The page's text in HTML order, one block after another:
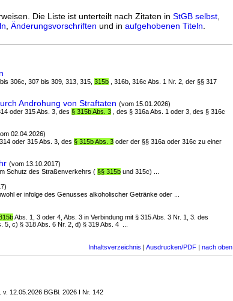
Die Liste ist unterteilt nach Zitaten in StGB selbst
Änderungsvorschriften und in aufgehobenen Titeln
306c, 307 bis 309, 313, 315, 315b , 316b, 316c Abs. 1 Nr. 2, der §§ 317
Androhung von Straftaten (vom 15.01.2026)
oder 315 Abs. 3, des § 315b Abs. 3 , des § 316a Abs. 1 oder 3, des § 316c
02.04.2026)
oder 315 Abs. 3, des § 315b Abs. 3 oder der §§ 316a oder 316c zu einer
(vom 13.10.2017)
Schutz des Straßenverkehrs ( §§ 315b und 315c) ...
er infolge des Genusses alkoholischer Getränke oder ...
Abs. 1, 3 oder 4, Abs. 3 in Verbindung mit § 315 Abs. 3 Nr. 1, 3. des
5, c) § 318 Abs. 6 Nr. 2, d) § 319 Abs. 4 ...
Inhaltsverzeichnis | Ausdrucken/PDF | nach oben
12.05.2026 BGBl. 2026 I Nr. 142